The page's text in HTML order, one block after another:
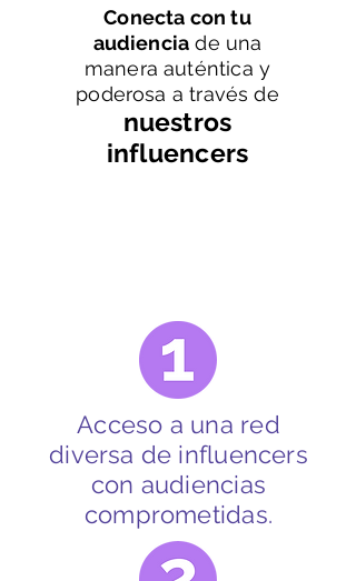
Conecta con tu
audiencia de una
manera auténtica y
poderosa a través de
nuestros
influencers
Acceso a una red
diversa de influencers
con audiencias
comprometidas.